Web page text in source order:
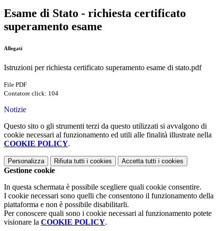
Esame di Stato - richiesta certificato
superamento esame
Allegati
Istruzioni per richiesta certificato superamento esame di stato.pdf
File PDF
Contatore click: 104
Notizie
Questo sito o gli strumenti terzi da questo utilizzati si avvalgono di
cookie necessari al funzionamento ed utili alle finalità illustrate nella
COOKIE POLICY.
Personalizza Rifiuta tutti i cookies Accetta tutti i cookies
Gestione cookie
In questa schermata è possibile scegliere quali cookie consentire.
I cookie necessari sono quelli che consentono il funzionamento della
piattaforma e non è possibile disabilitarli.
Per conoscere quali sono i cookie necessari al funzionamento potete
visionare la COOKIE POLICY.